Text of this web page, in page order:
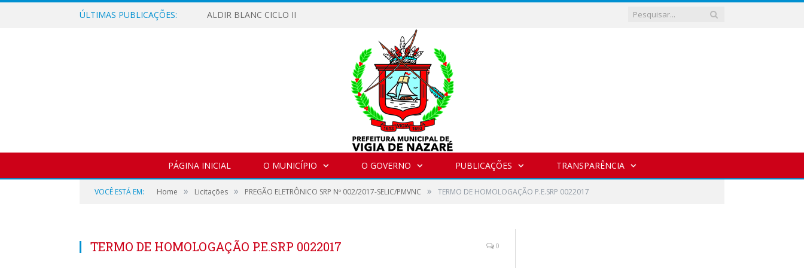
ÚLTIMAS PUBLICAÇÕES: ALDIR BLANC CICLO II
PÁGINA INICIAL O MUNICÍPIO O GOVERNO PUBLICAÇÕES TRANSPARÊNCIA
VOCÊ ESTÁ EM: Home » Licitações » PREGÃO ELETRÔNICO SRP Nº 002/2017-SELIC/PMVNC » TERMO DE HOMOLOGAÇÃO P.E.SRP 0022017
TERMO DE HOMOLOGAÇÃO P.E.SRP 0022017 0